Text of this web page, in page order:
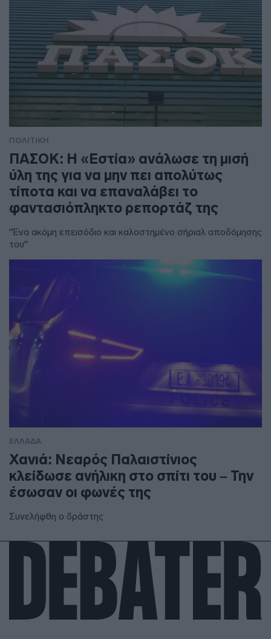
ΠΟΛΙΤΙΚΗ
ΠΑΣΟΚ: Η «Εστία» ανάλωσε τη μισή
ύλη της για να μην πει απολύτως
τίποτα και να επαναλάβει το
φαντασιόπληκτο ρεπορτάζ της
"Ένα ακόμη επεισόδιο και καλοστημένο σήριαλ αποδόμησης
του"
ΕΛΛΑΔΑ
Χανιά: Νεαρός Παλαιστίνιος
κλείδωσε ανήλικη στο σπίτι του – Την
έσωσαν οι φωνές της
Συνελήφθη ο δράστης